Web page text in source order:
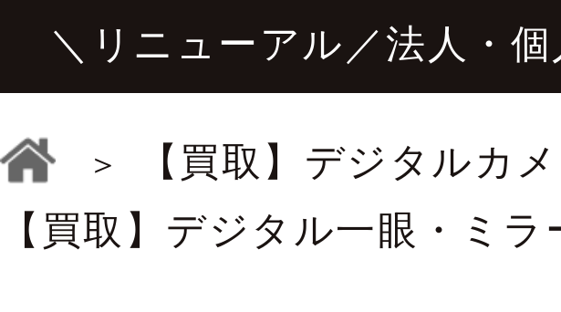
＼リニューアル／法人・
【買取】デジタルカ
【買取】デジタル一眼・ミラ